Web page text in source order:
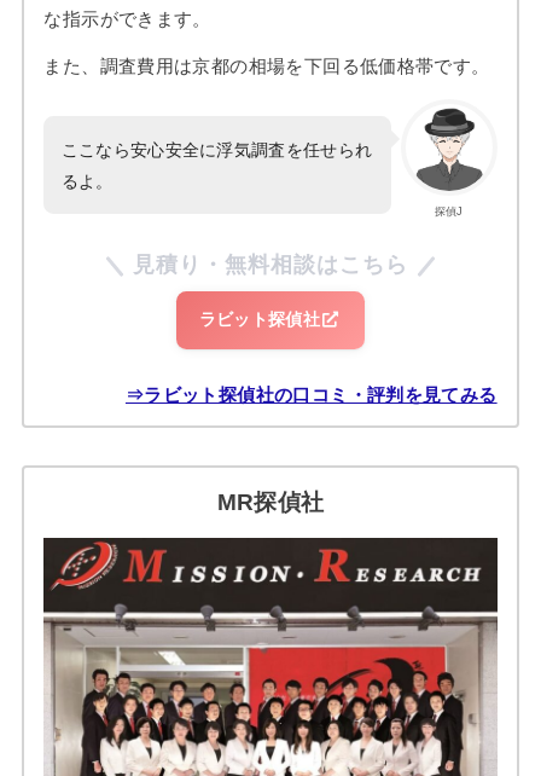
な指示ができます。
また、調査費用は京都の相場を下回る低価格帯です。
探偵J
ここなら安心安全に浮気調査を任せられ
るよ。
見積り・無料相談はこちら
ラビット探偵社
⇒ラビット探偵社の口コミ・評判を見てみる
MR探偵社